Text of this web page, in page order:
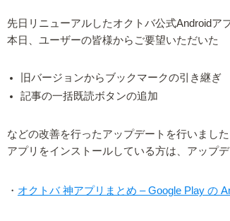
先日リニューアルしたオクトバ公式Androidアプ
本日、ユーザーの皆様からご要望いただいた
旧バージョンからブックマークの引き継ぎ
記事の一括既読ボタンの追加
などの改善を行ったアップデートを行いました
アプリをインストールしている方は、アップ
・ オクトバ 神アプリまとめ – Google Play の